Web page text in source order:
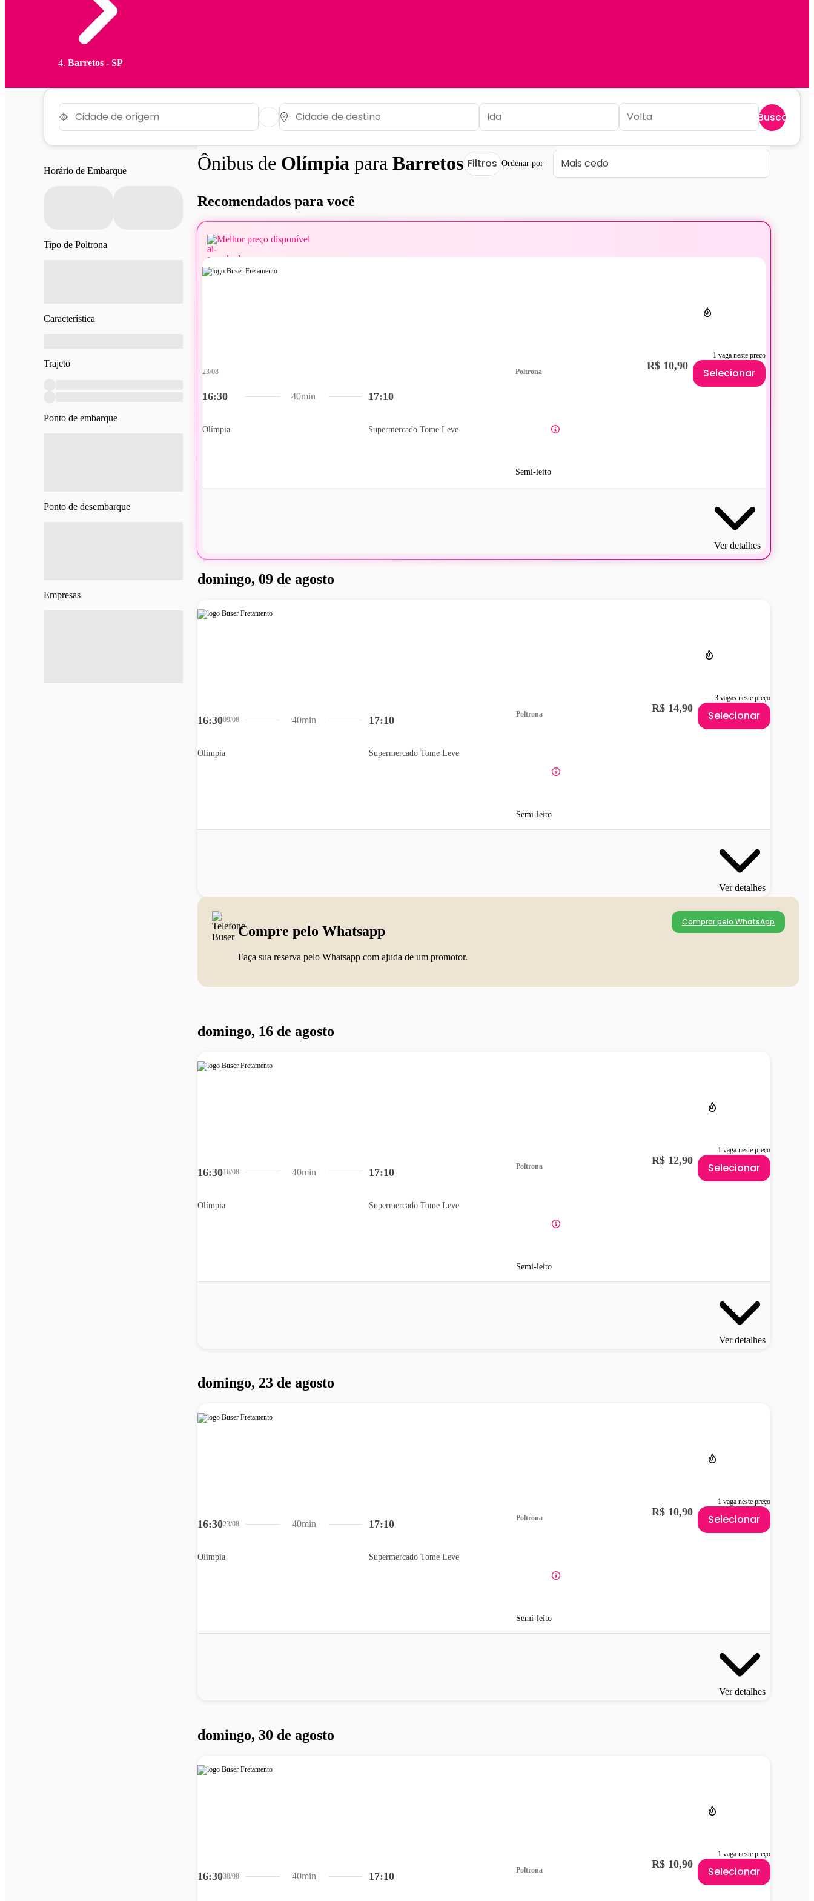
Barretos - SP
Buscar
Horário de Embarque
Tipo de Poltrona
Característica
Trajeto
Ponto de embarque
Ponto de desembarque
Empresas
Ônibus de Olímpia para Barretos Filtros Ordenar por
Recomendados para você
Melhor preço disponível
1 vaga neste preço
16:30
23/08
Olímpia
17:10
Supermercado Tome Leve
40min
Poltrona
Semi-leito
R$ 10,90
Selecionar
Ver detalhes
domingo, 09 de agosto
3 vagas neste preço
16:3009/08
Olímpia
17:10
Supermercado Tome Leve
40min
Poltrona
Semi-leito
R$ 14,90
Selecionar
Ver detalhes
Compre pelo Whatsapp
Faça sua reserva pelo Whatsapp com ajuda de um promotor.
Comprar pelo WhatsApp
domingo, 16 de agosto
1 vaga neste preço
16:3016/08
Olímpia
17:10
Supermercado Tome Leve
40min
Poltrona
Semi-leito
R$ 12,90
Selecionar
Ver detalhes
domingo, 23 de agosto
1 vaga neste preço
16:3023/08
Olímpia
17:10
Supermercado Tome Leve
40min
Poltrona
Semi-leito
R$ 10,90
Selecionar
Ver detalhes
domingo, 30 de agosto
1 vaga neste preço
16:3030/08 17:10
40min
Poltrona R$ 10,90
Selecionar